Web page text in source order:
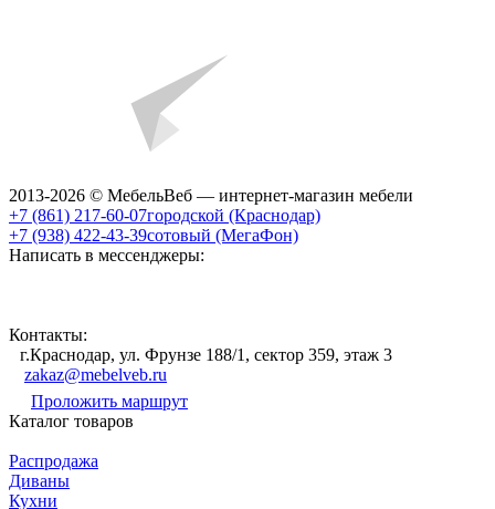
2013-2026 © МебельВеб — интернет-магазин мебели
+7 (861) 217-60-07городской (Краснодар)
+7 (938) 422-43-39сотовый (МегаФон)
Написать в мессенджеры:
Контакты:
г.Краснодар, ул. Фрунзе 188/1, сектор 359, этаж 3
zakaz@mebelveb.ru
Проложить маршрут
Каталог товаров
Распродажа
Диваны
Кухни